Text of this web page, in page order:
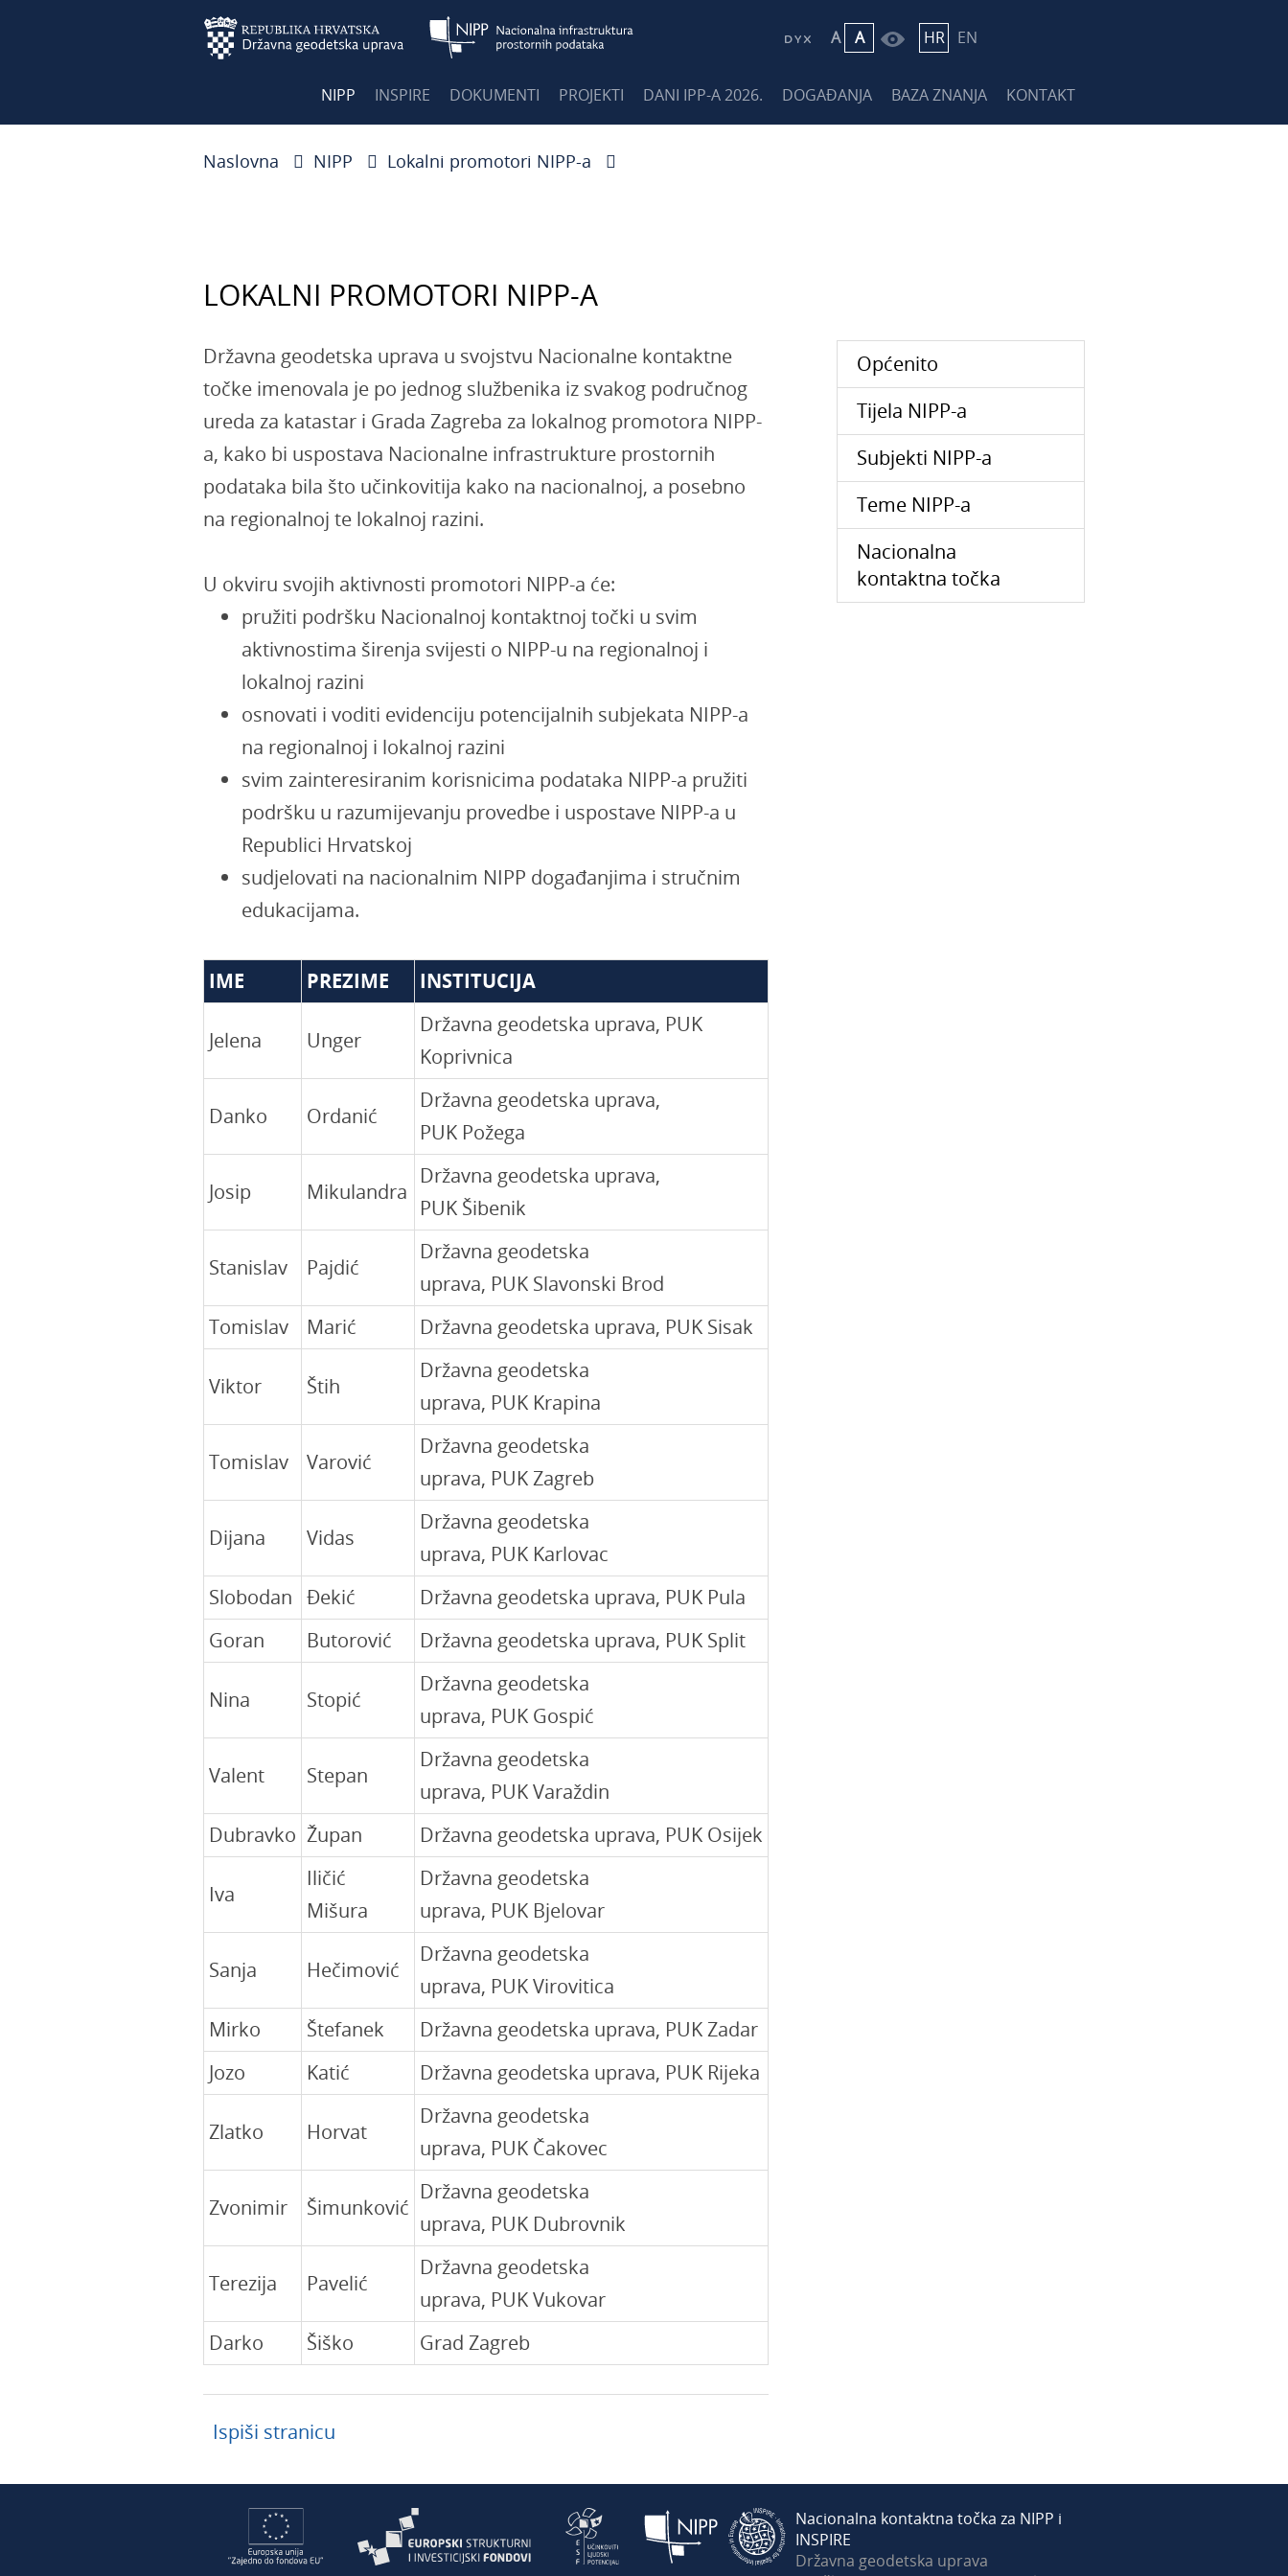
A A HR EN
NIPP INSPIRE DOKUMENTI PROJEKTI DANI IPP-A 2026. DOGAĐANJA BAZA ZNANJA KONTAKT
Naslovna NIPP Lokalni promotori NIPP-a
LOKALNI PROMOTORI NIPP-A
Državna geodetska uprava u svojstvu Nacionalne kontaktne
točke imenovala je po jednog službenika iz svakog područnog
ureda za katastar i Grada Zagreba za lokalnog promotora NIPP-
a, kako bi uspostava Nacionalne infrastrukture prostornih
podataka bila što učinkovitija kako na nacionalnoj, a posebno
na regionalnoj te lokalnoj razini.
U okviru svojih aktivnosti promotori NIPP-a će:
pružiti podršku Nacionalnoj kontaktnoj točki u svim
aktivnostima širenja svijesti o NIPP-u na regionalnoj i
lokalnoj razini
osnovati i voditi evidenciju potencijalnih subjekata NIPP-a
na regionalnoj i lokalnoj razini
svim zainteresiranim korisnicima podataka NIPP-a pružiti
podršku u razumijevanju provedbe i uspostave NIPP-a u
Republici Hrvatskoj
sudjelovati na nacionalnim NIPP događanjima i stručnim
edukacijama.
IME PREZIME INSTITUCIJA
Jelena Unger
Državna geodetska uprava, PUK
Koprivnica
Danko Ordanić
Državna geodetska uprava,
PUK Požega
Josip Mikulandra
Državna geodetska uprava,
PUK Šibenik
Stanislav Pajdić
Državna geodetska
uprava, PUK Slavonski Brod
Tomislav
Marić Državna geodetska uprava, PUK Sisak
Viktor Štih
Državna geodetska
uprava, PUK Krapina
Tomislav Varović
Državna geodetska
uprava, PUK Zagreb
Dijana Vidas
Državna geodetska
uprava, PUK Karlovac
Slobodan Đekić
Državna geodetska uprava, PUK Pula
Goran
Butorović Državna geodetska uprava, PUK Split
Nina Stopić
Državna geodetska
uprava, PUK Gospić
Valent Stepan
Državna geodetska
uprava, PUK Varaždin
Dubravko Župan Državna geodetska uprava, PUK Osijek
Iva
Iličić
Mišura
Državna geodetska
uprava, PUK Bjelovar
Sanja Hečimović
Državna geodetska
uprava, PUK Virovitica
Mirko
Štefanek
Državna geodetska uprava, PUK Zadar
Jozo
Katić Državna geodetska uprava, PUK Rijeka
Zlatko Horvat
Državna geodetska
uprava, PUK Čakovec
Zvonimir Šimunković
Državna geodetska
uprava, PUK Dubrovnik
Terezija Pavelić
Državna geodetska
uprava, PUK Vukovar
Darko
Šiško Grad Zagreb
Ispiši stranicu
Općenito
Tijela NIPP-a
Subjekti NIPP-a
Teme NIPP-a
Nacionalna
kontaktna točka
Nacionalna kontaktna točka za NIPP i
INSPIRE
Državna geodetska uprava